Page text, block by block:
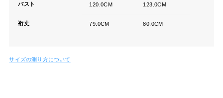
バスト 120.0CM 123.0CM
裄丈 79.0CM 80.0CM
サイズの測り方について